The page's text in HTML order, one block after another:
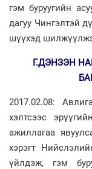
гэм буруугийн
дагуу Чингэлтэй
шүүхэд
Г.ДЭНЗЭН
2017.02.08:
хэлтсээс
ажиллагаа
хэрэгт
үйлдэж, гэм